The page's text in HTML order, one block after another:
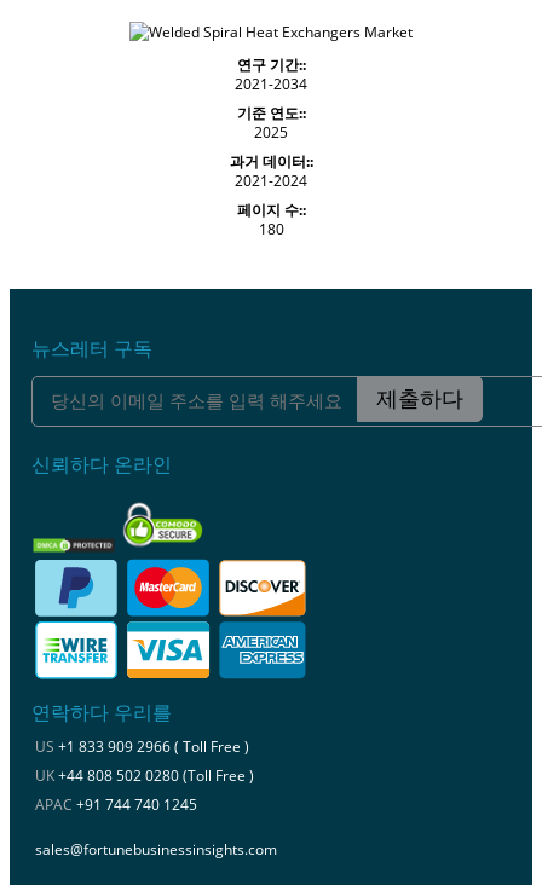
연구 기간::
2021-2034
기준 연도::
2025
과거 데이터::
2021-2024
페이지 수::
180
뉴스레터 구독
제출하다
신뢰하다 온라인
연락하다 우리를
US +1 833 909 2966 ( Toll Free )
UK+44 808 502 0280 (Toll Free )
APAC +91 744 740 1245
sales@fortunebusinessinsights.com